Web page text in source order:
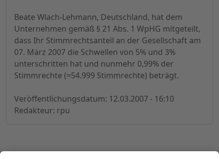
Beate Wlach-Lehmann, Deutschland, hat dem
Unternehmen gemäß § 21 Abs. 1 WpHG mitgeteilt,
dass Ihr Stimmrechtsanteil an der Gesellschaft am
07. März 2007 die Schwellen von 5% und 3%
unterschritten hat und nunmehr 0,99% der
Stimmrechte (=54.999 Stimmrechte) beträgt.
Veröffentlichungsdatum: 12.03.2007 - 16:10
Redakteur: rpu